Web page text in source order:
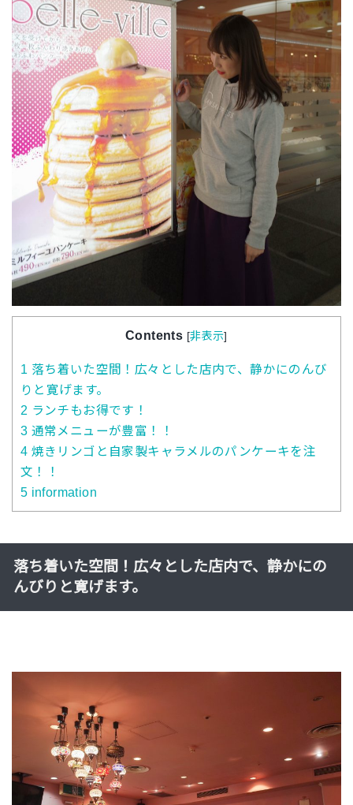
Contents [非表示]
1 落ち着いた空間！広々とした店内で、静かにのんび
りと寛げます。
2 ランチもお得です！
3 通常メニューが豊富！！
4 焼きリンゴと自家製キャラメルのパンケーキを注
文！！
5 information
落ち着いた空間！広々とした店内で、静かにの
んびりと寛げます。